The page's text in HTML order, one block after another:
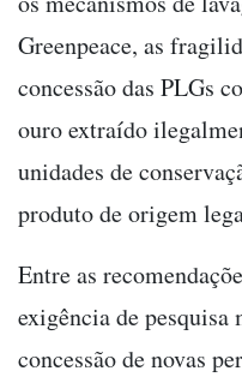
Greenpeace, as
concessão das PLGs
ouro extraído
unidades de
produto de origem
Entre as
exigência de
concessão de novas